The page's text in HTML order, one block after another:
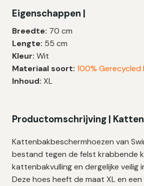
cm
–
18
zakken
aantal
Eigenschappen |
Breedte: 70 cm
Lengte: 55 cm
Kleur: Wit
Materiaal soort: 100% Gerecycled
Inhoud: XL
Productomschrijving |
Kattenbakbeschermhoezen van
bestand tegen de felst krabbende
kattenbakvulling en dergelijke veilig
Deze hoes heeft de maat XL en